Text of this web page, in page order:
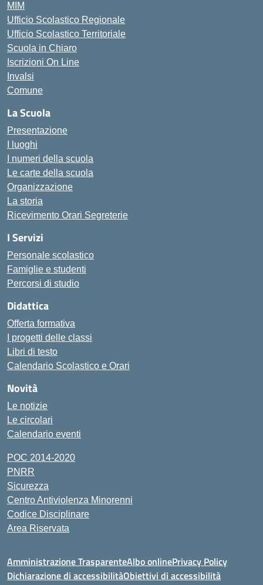
MIM
Ufficio Scolastico Regionale
Ufficio Scolastico Territoriale
Scuola in Chiaro
Iscrizioni On Line
Invalsi
Comune
La Scuola
Presentazione
I luoghi
I numeri della scuola
Le carte della scuola
Organizzazione
La storia
Ricevimento Orari Segreterie
I Servizi
Personale scolastico
Famiglie e studenti
Percorsi di studio
Didattica
Offerta formativa
I progetti delle classi
Libri di testo
Calendario Scolastico e Orari
Novità
Le notizie
Le circolari
Calendario eventi
POC 2014-2020
PNRR
Sicurezza
Centro Antiviolenza Minorenni
Codice Disciplinare
Area Riservata
Amministrazione TrasparenteAlbo onlinePrivacy Policy
Dichiarazione di accessibilitàObiettivi di accessibilità